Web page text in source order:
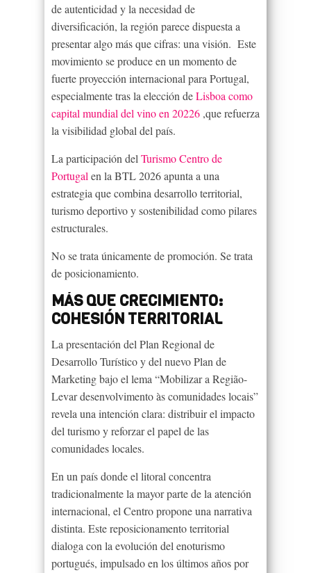
de autenticidad y la necesidad de
diversificación, la región parece dispuesta a
presentar algo más que cifras: una visión. Este
movimiento se produce en un momento de
fuerte proyección internacional para Portugal,
especialmente tras la elección deLisboa como
capital mundial del vino en 20226 ,que refuerza
la visibilidad global del país.
La participación del Turismo Centro de
Portugal en la BTL 2026 apunta a una
estrategia que combina desarrollo territorial,
turismo deportivo y sostenibilidad como pilares
estructurales.
No se trata únicamente de promoción. Se trata
de posicionamiento.
MÁS QUE CRECIMIENTO:
COHESIÓN TERRITORIAL
La presentación del Plan Regional de
Desarrollo Turístico y del nuevo Plan de
Marketing bajo el lema “Mobilizar a Região-
Levar desenvolvimento às comunidades locais”
revela una intención clara: distribuir el impacto
del turismo y reforzar el papel de las
comunidades locales.
En un país donde el litoral concentra
tradicionalmente la mayor parte de la atención
internacional, el Centro propone una narrativa
distinta. Este reposicionamento territorial
dialoga con la evolución del enoturismo
portugués, impulsado en los últimos años por